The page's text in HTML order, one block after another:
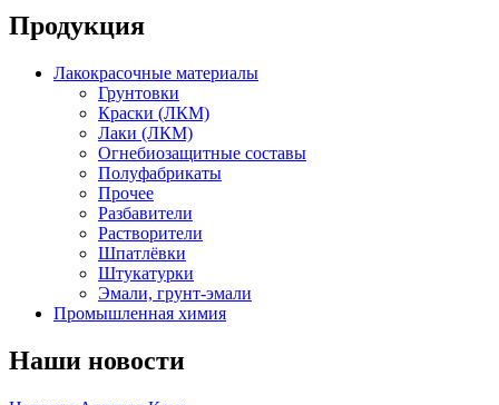
Продукция
Лакокрасочные материалы
Грунтовки
Краски (ЛКМ)
Лаки (ЛКМ)
Огнебиозащитные составы
Полуфабрикаты
Прочее
Разбавители
Растворители
Шпатлёвки
Штукатурки
Эмали, грунт-эмали
Промышленная химия
Наши новости